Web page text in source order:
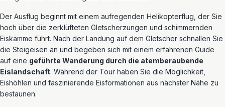
Der Ausflug beginnt mit einem aufregenden Helikopterflug, der Sie
hoch über die zerklüfteten Gletscherzungen und schimmernden
Eiskämme führt. Nach der Landung auf dem Gletscher schnallen Sie
die Steigeisen an und begeben sich mit einem erfahrenen Guide
auf eine geführte Wanderung durch die atemberaubende
Eislandschaft. Während der Tour haben Sie die Möglichkeit,
Eishöhlen und faszinierende Eisformationen aus nächster Nähe zu
bestaunen.